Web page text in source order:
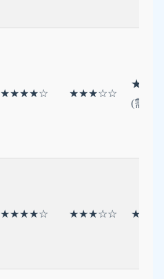
★★★★☆ ★★★☆☆
(需保
★★★★☆ ★★★☆☆